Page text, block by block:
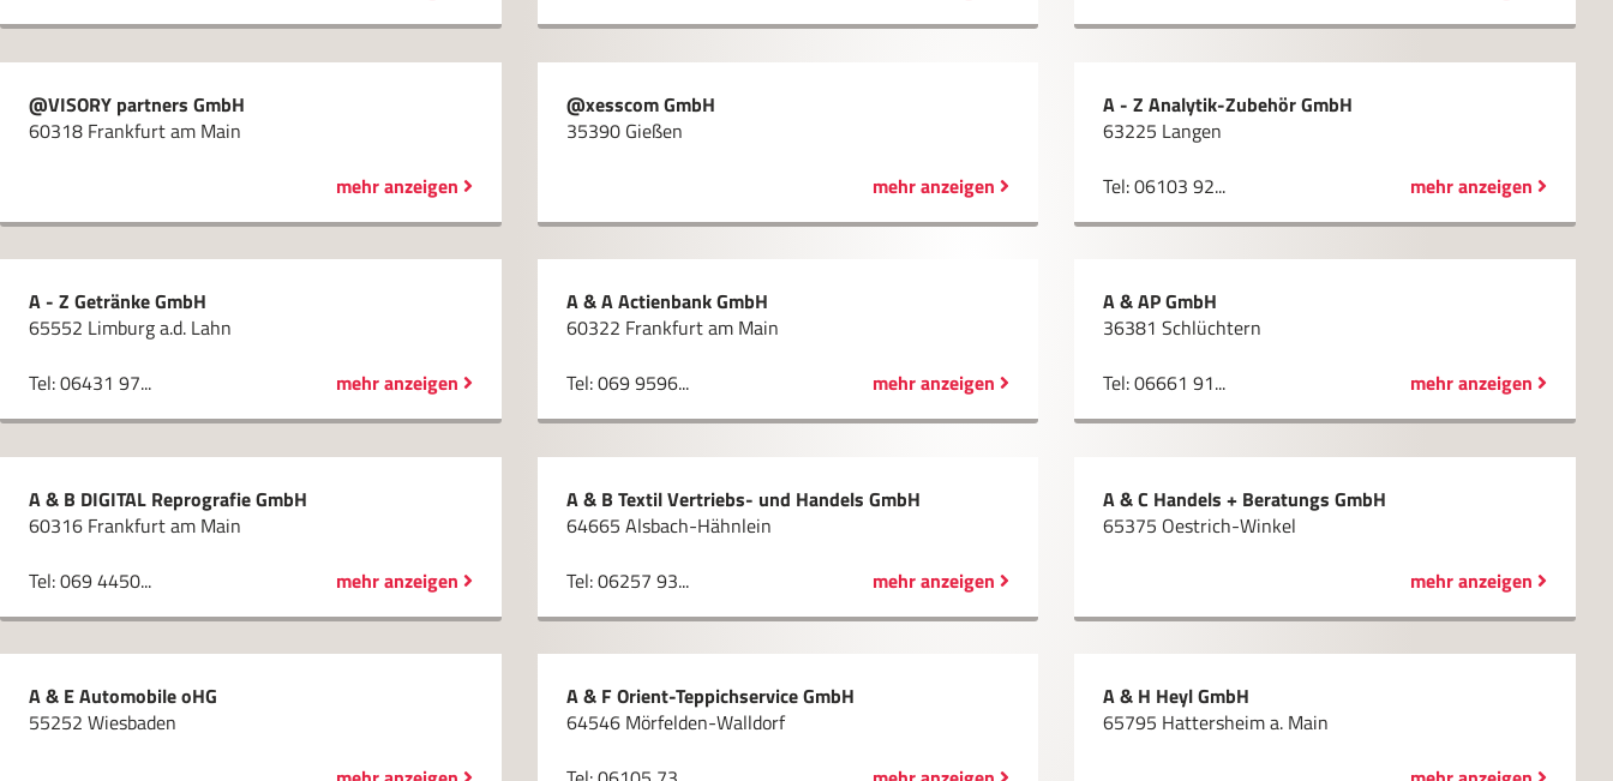
@VISORY partners GmbH
60318 Frankfurt am Main
mehr anzeigen
@xesscom GmbH
35390 Gießen
mehr anzeigen
A - Z Analytik-Zubehör GmbH
63225 Langen
Tel: 06103 92...
mehr anzeigen
A - Z Getränke GmbH
65552 Limburg a.d. Lahn
Tel: 06431 97...
mehr anzeigen
A & A Actienbank GmbH
60322 Frankfurt am Main
Tel: 069 9596...
mehr anzeigen
A & AP GmbH
36381 Schlüchtern
Tel: 06661 91...
mehr anzeigen
A & B DIGITAL Reprografie GmbH
60316 Frankfurt am Main
Tel: 069 4450...
mehr anzeigen
A & B Textil Vertriebs- und Handels GmbH
64665 Alsbach-Hähnlein
Tel: 06257 93...
mehr anzeigen
A & C Handels + Beratungs GmbH
65375 Oestrich-Winkel
mehr anzeigen
A & E Automobile oHG
55252 Wiesbaden
A & F Orient-Teppichservice GmbH
64546 Mörfelden-Walldorf
A & H Heyl GmbH
65795 Hattersheim a. Main